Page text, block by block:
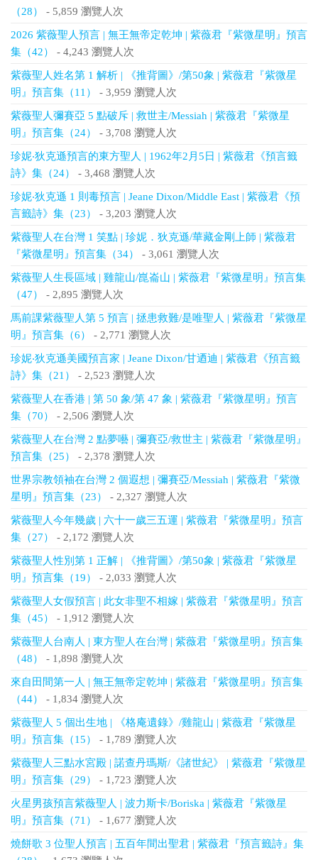
（28）
- 5,859 瀏覽人次
2026 紫薇聖人預言 | 無王無帝定乾坤 | 紫薇君『紫微星明』預言
集（42）
- 4,243 瀏覽人次
紫薇聖人姓名第 1 解析 | 《推背圖》/第50象 | 紫薇君『紫微星
明』預言集（11）
- 3,959 瀏覽人次
紫薇聖人彌賽亞 5 點破斥 | 救世主/Messiah | 紫薇君『紫微星
明』預言集（24）
- 3,708 瀏覽人次
珍妮‧狄克遜預言的東方聖人 | 1962年2月5日 | 紫薇君《預言籤
詩》集（24）
- 3,468 瀏覽人次
珍妮‧狄克遜 1 則毒預言 | Jeane Dixon/Middle East | 紫薇君《預
言籤詩》集（23）
- 3,203 瀏覽人次
紫薇聖人在台灣 1 笑點 | 珍妮．狄克遜/華藏金剛上師 | 紫薇君
『紫微星明』預言集（34）
- 3,061 瀏覽人次
紫薇聖人生長區域 | 雞龍山/崑崙山 | 紫薇君『紫微星明』預言集
（47）
- 2,895 瀏覽人次
馬前課紫薇聖人第 5 預言 | 拯患救難/是唯聖人 | 紫薇君『紫微星
明』預言集（6）
- 2,771 瀏覽人次
珍妮‧狄克遜美國預言家 | Jeane Dixon/甘迺迪 | 紫薇君《預言籤
詩》集（21）
- 2,523 瀏覽人次
紫薇聖人在香港 | 第 50 象/第 47 象 | 紫薇君『紫微星明』預言
集（70）
- 2,506 瀏覽人次
紫薇聖人在台灣 2 點夢囈 | 彌賽亞/救世主 | 紫薇君『紫微星明』
預言集（25）
- 2,378 瀏覽人次
世界宗教領袖在台灣 2 個遐想 | 彌賽亞/Messiah | 紫薇君『紫微
星明』預言集（23）
- 2,327 瀏覽人次
紫薇聖人今年幾歲 | 六十一歲三五運 | 紫薇君『紫微星明』預言
集（27）
- 2,172 瀏覽人次
紫薇聖人性別第 1 正解 | 《推背圖》/第50象 | 紫薇君『紫微星
明』預言集（19）
- 2,033 瀏覽人次
紫薇聖人女假預言 | 此女非聖不相嫁 | 紫薇君『紫微星明』預言
集（45）
- 1,912 瀏覽人次
紫薇聖人台南人 | 東方聖人在台灣 | 紫薇君『紫微星明』預言集
（48）
- 1,898 瀏覽人次
來自田間第一人 | 無王無帝定乾坤 | 紫薇君『紫微星明』預言集
（44）
- 1,834 瀏覽人次
紫薇聖人 5 個出生地 | 《格庵遺錄》/雞龍山 | 紫薇君『紫微星
明』預言集（15）
- 1,789 瀏覽人次
紫薇聖人三點水宮殿 | 諾查丹瑪斯/《諸世紀》 | 紫薇君『紫微星
明』預言集（29）
- 1,723 瀏覽人次
火星男孩預言紫薇聖人 | 波力斯卡/Boriska | 紫薇君『紫微星
明』預言集（71）
- 1,677 瀏覽人次
燒餅歌 3 位聖人預言 | 五百年間出聖君 | 紫薇君『預言籤詩』集